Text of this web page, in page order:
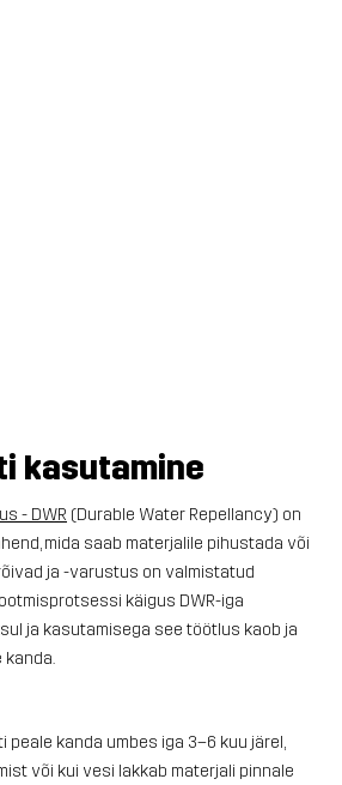
kasutamine
- DWR (Durable Water Repellancy) on
mida saab materjalile pihustada või
ja -varustus on valmistatud
käigus DWR-iga
ja kasutamisega see töötlus kaob ja
kanda.
peale kanda umbes iga 3–6 kuu järel,
või kui vesi lakkab materjali pinnale